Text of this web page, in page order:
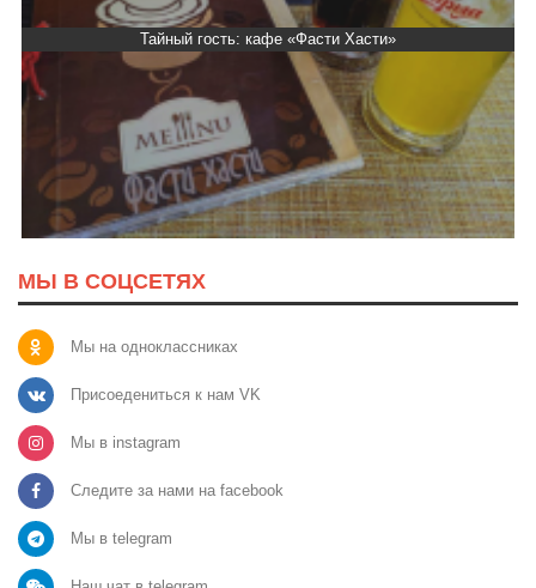
Тайный гость: кафе «Фасти Хасти»
МЫ В СОЦСЕТЯХ
Мы на одноклассниках
Присоедениться к нам VK
Мы в instagram
Следите за нами на facebook
Мы в telegram